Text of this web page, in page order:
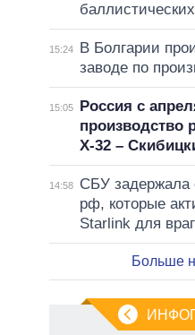
15:24
В Болгарии
заводе по
15:05
Россия с
производство
Х-32 –
14:58
СБУ задержала
рф, которые
Starlink для
Больше